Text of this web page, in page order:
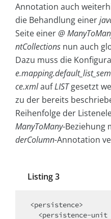
Annotation auch
die Behandlung einer
Seite einer@
ntCollections nun auch
Dazu muss die
ce.xmlaufLISTgesetzt
zu der bereits
Reihenfolge der
ManyToMany-Beziehung
derColumn-Annotation
Listing 3
<persistence>